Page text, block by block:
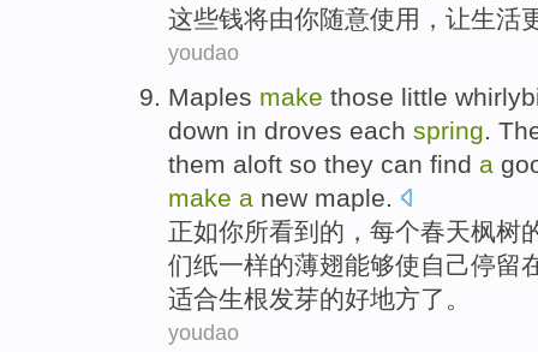
这些钱将由你随意使用，让生活
youdao
Maples make those little
down in droves each spring.
them aloft so they can find a
make a new maple.
正如你所看到 的， 每个春天枫树
们纸一样的薄翅能够使自己停留
适合生根发芽的好地方了。
youdao